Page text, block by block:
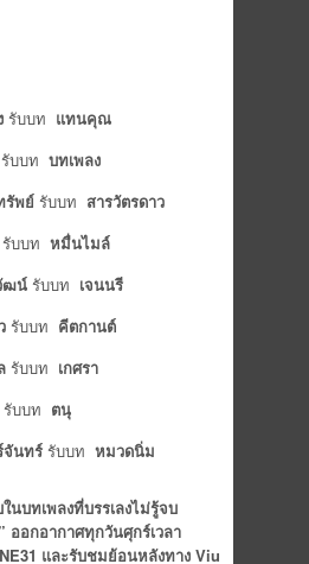
รับบท แทนคุณ
รับบท บทเพลง
รัพย์ รับบท สารวัตรดาว
รับบท หมื่นไมล์
ฒน์ รับบท เจนนรี
รับบท คีตกานต์
รับบท เกศรา
รับบท ตนุ
นทร์ รับบท หมวดนิ่ม
นบทเพลงที่บรรเลงไม่รู้จบ
ออกอากาศทุกวันศุกร์เวลา
และรับชมย้อนหลังทาง Viu